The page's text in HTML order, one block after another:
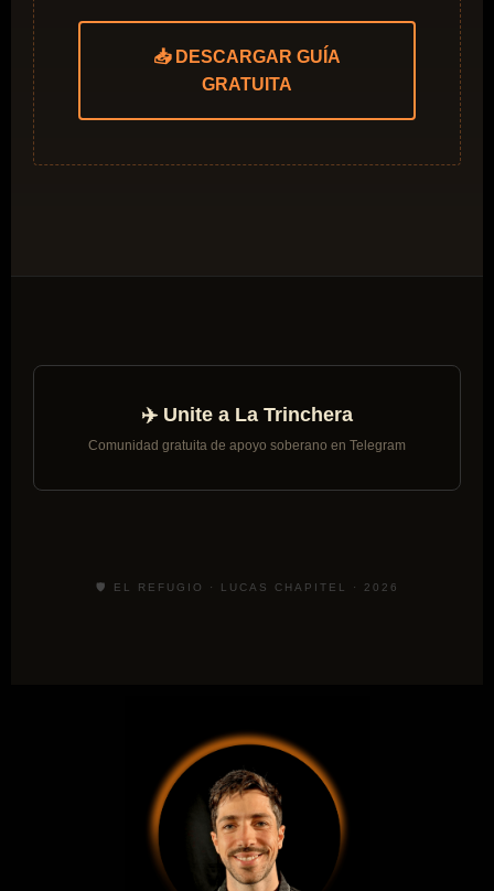
📥 DESCARGAR GUÍA
GRATUITA
✈️ Unite a La Trinchera
Comunidad gratuita de apoyo soberano en Telegram
🛡️ EL REFUGIO · LUCAS CHAPITEL · 2026